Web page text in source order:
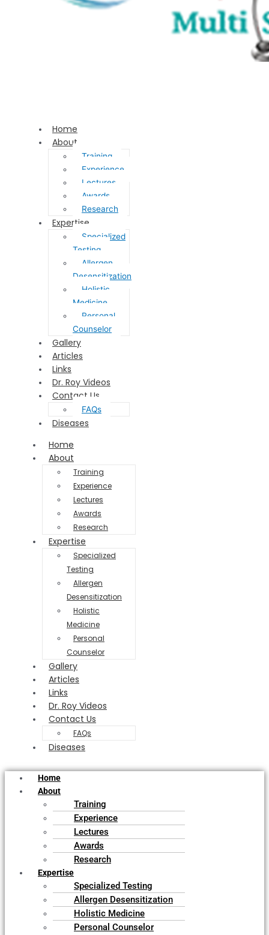
Home
About
Training
Experience
Lectures
Awards
Research
Expertise
Specialized
Testing
Allergen
Desensitization
Holistic
Medicine
Personal
Counselor
Gallery
Articles
Links
Dr. Roy Videos
Contact Us
FAQs
Diseases
Home
About
Training
Experience
Lectures
Awards
Research
Expertise
Specialized
Testing
Allergen
Desensitization
Holistic
Medicine
Personal
Counselor
Gallery
Articles
Links
Dr. Roy Videos
Contact Us
FAQs
Diseases
Home
About
Training
Experience
Lectures
Awards
Research
Expertise
Specialized Testing
Allergen Desensitization
Holistic Medicine
Personal Counselor